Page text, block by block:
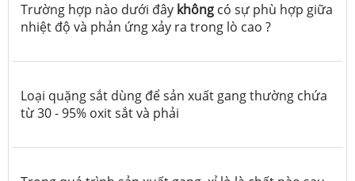
Trường hợp nào dưới đây không có sự phù hợp giữa
nhiệt độ và phản ứng xảy ra trong lò cao ?
Loại quặng sắt dùng để sản xuất gang thường chứa
từ 30 - 95% oxit sắt và phải